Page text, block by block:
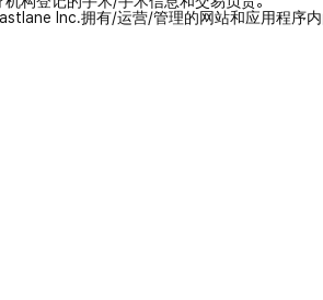
Inc.拥有/运营/管理的网站和应用程序